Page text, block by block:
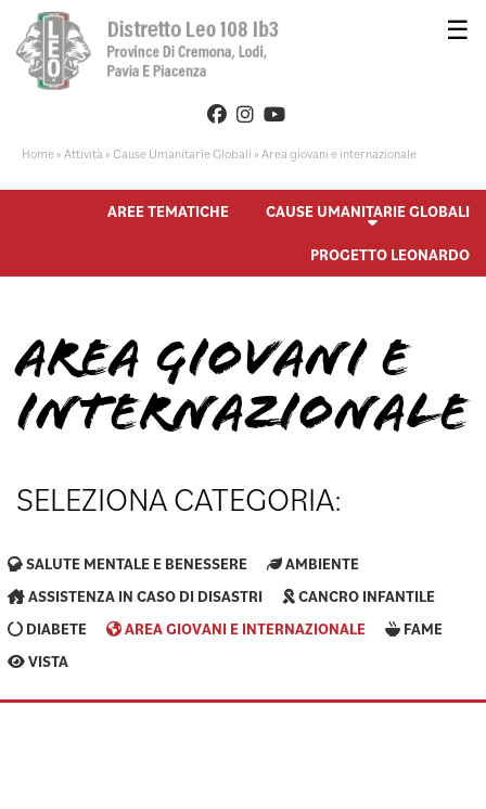
☰
Home» Attività » Cause Umanitarie Globali » Area giovani e internazionale
AREE TEMATICHE CAUSE UMANITARIE GLOBALI
PROGETTO LEONARDO
AREA GIOVANI E
INTERNAZIONALE
SELEZIONA CATEGORIA:
SALUTE MENTALE E BENESSERE
AMBIENTE
ASSISTENZA IN CASO DI DISASTRI
CANCRO INFANTILE
DIABETE
AREA GIOVANI E INTERNAZIONALE
FAME
VISTA